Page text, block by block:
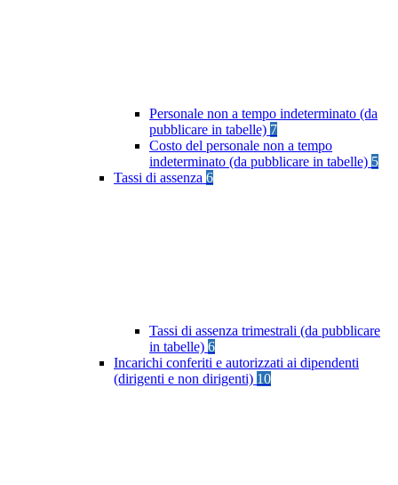
Personale non a tempo indeterminato (da
pubblicare in tabelle) 7
Costo del personale non a tempo
indeterminato (da pubblicare in tabelle) 5
Tassi di assenza 6
Tassi di assenza trimestrali (da pubblicare
in tabelle) 6
Incarichi conferiti e autorizzati ai dipendenti
(dirigenti e non dirigenti) 10